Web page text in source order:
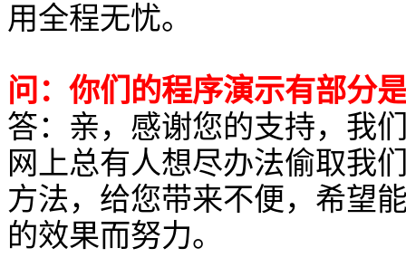
用全程无忧。
问：你们的程序演示有部分
答：亲，感谢您的支持，我
网上总有人想尽办法偷取我
方法，给您带来不便，希望
的效果而努力。